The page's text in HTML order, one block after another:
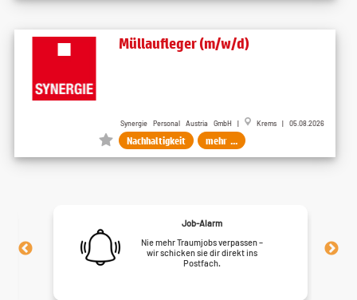
Müllaufleger (m/w/d)
Synergie Personal Austria GmbH | Krems | 05.08.2026
Nachhaltigkeit mehr ...
Job-Alarm
Nie mehr Traumjobs verpassen –
wir schicken sie dir direkt ins
Postfach.